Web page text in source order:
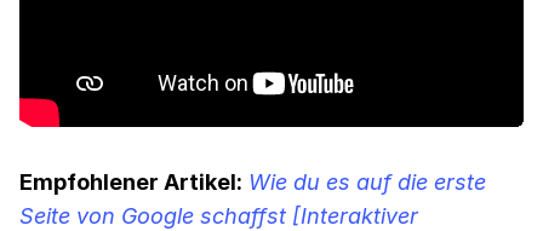
Empfohlener Artikel: Wie du es auf die erste
Seite von Google schaffst [Interaktiver